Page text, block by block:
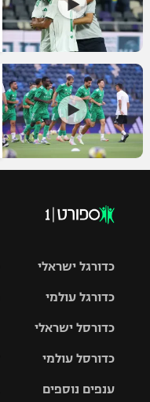
כדורגל ישראלי
גביע הטוטו
כדורגל עולמי
האלופות
ליגה
כדורסל ישראלי
סל
כדורסל עולמי
ענפים נוספים